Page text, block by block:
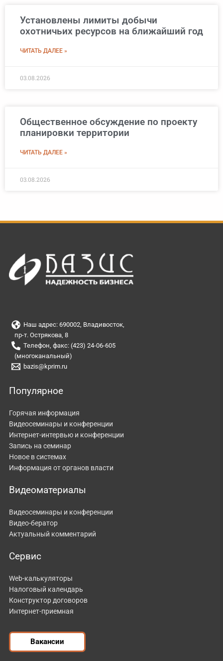
Установлены лимиты добычи
охотничьих ресурсов на ближайший год
ЧИТАТЬ ДАЛЕЕ »
03.08.2026
Общественное обсуждение по проекту
планировки территории
ЧИТАТЬ ДАЛЕЕ »
03.08.2026
Наш адрес: 690002, Владивосток,
пр-т. Острякова, 8
Телефон, факс: (423) 24-06-605
(многоканальный)
bazis@kprim.ru
Популярное
Горячая информация
Видеосеминары и конференции
Интернет-интервью и конференции
Запись на семинар
Новое в системах
Информация от органов власти
Видеоматериалы
Видеосеминары и конференции
Видео-бератор
Актуальный комментарий
Сервис
Web-калькуляторы
Налоговый календарь
Конструктор договоров
Интернет-приемная
Вакансии